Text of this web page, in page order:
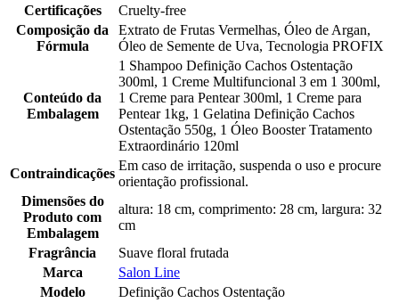
Certificações
Cruelty-free
Composição da
Fórmula
Extrato de Frutas Vermelhas, Óleo de Argan,
Óleo de Semente de Uva, Tecnologia PROFIX
Conteúdo da
Embalagem
1 Shampoo Definição Cachos Ostentação
300ml, 1 Creme Multifuncional 3 em 1 300ml,
1 Creme para Pentear 300ml, 1 Creme para
Pentear 1kg, 1 Gelatina Definição Cachos
Ostentação 550g, 1 Óleo Booster Tratamento
Extraordinário 120ml
Contraindicações
Em caso de irritação, suspenda o uso e procure
orientação profissional.
Dimensões do
Produto com
Embalagem
altura: 18 cm, comprimento: 28 cm, largura: 32
cm
Fragrância
Suave floral frutada
Marca
Salon Line
Modelo
Definição Cachos Ostentação